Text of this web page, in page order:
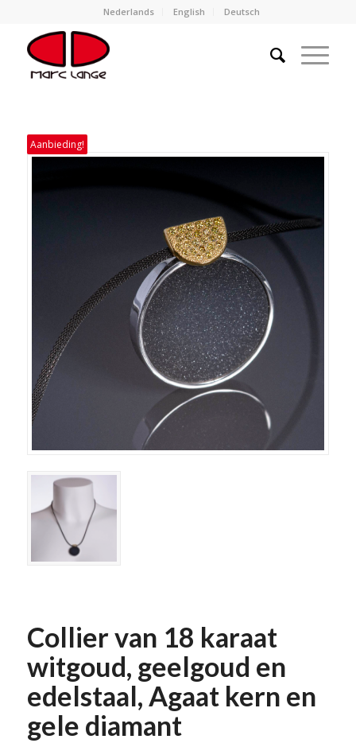
Nederlands English Deutsch
Aanbieding!
Collier van 18 karaat
witgoud, geelgoud en
edelstaal, Agaat kern en
gele diamant